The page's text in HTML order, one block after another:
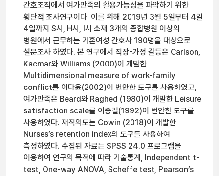
간호조직에서 여가만족의 활용가능성을 파악하기 위한
횡단적 조사연구이다. 이를 위해 2019년 3월 5일부터 4일
4일까지 S시, H시, I시 소재 3개의 종합병원 이상의
병원에서 근무하는 기혼여성 간호사 190명을 대상으로
설문조사 하였다. 본 연구에서 직장-가정 갈등은 Carlson,
Kacmar와 Williams (2000)이 개발한
Multidimensional measure of work-family
conflict를 이다윤(2002)이 번안한 도구를 사용하였고,
여가만족은 Beard와 Raghed (1980)이 개발한 Leisure
satisfaction scale를 이종길(1992)이 번안한 도구를
사용하였다. 재직의도는 Cowin (2018)이 개발한
Nurses’s retention index의 도구를 사용하여
측정하였다. 수집된 자료는 SPSS 24.0 프로그램을
이용하여 연구의 목적에 따라 기술통계, Independent t-
test, One-way ANOVA, Scheffe test, Pearson’s